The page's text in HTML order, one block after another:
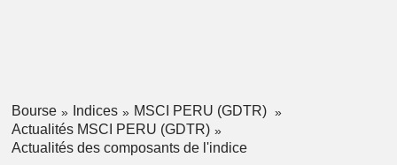
Bourse Indices
MSCI PERU (GDTR)
Actualités MSCI PERU (GDTR)
Actualités des composants de l'indice